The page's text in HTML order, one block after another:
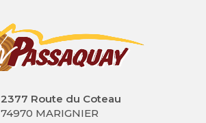
2377 Route du Coteau
74970 MARIGNIER